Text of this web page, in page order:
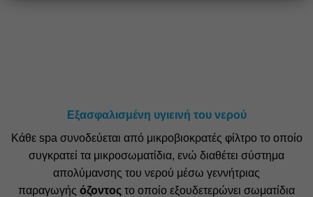
Εξασφαλισμένη υγιεινή του νερού
Κάθε spa συνοδεύεται από μικροβιοκρατές φίλτρο το οποίο
συγκρατεί τα μικροσωματίδια, ενώ διαθέτει σύστημα
απολύμανσης του νερού μέσω γεννήτριας
παραγωγής όζοντος το οποίο εξουδετερώνει σωματίδια